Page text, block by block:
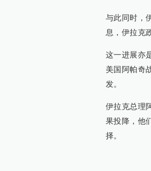
与此同时，
息，伊拉克
这一进展亦
美国阿帕奇
发。
伊拉克总理
果投降，他
择。